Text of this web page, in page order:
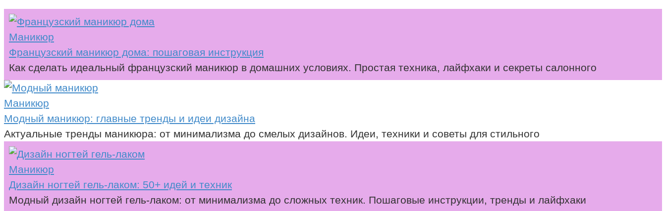
Маникюр
Французский маникюр дома: пошаговая инструкция
Как сделать идеальный французский маникюр в домашних условиях. Простая техника, лайфхаки и секреты салонного
Маникюр
Модный маникюр: главные тренды и идеи дизайна
Актуальные тренды маникюра: от минимализма до смелых дизайнов. Идеи, техники и советы для стильного
Маникюр
Дизайн ногтей гель-лаком: 50+ идей и техник
Модный дизайн ногтей гель-лаком: от минимализма до сложных техник. Пошаговые инструкции, тренды и лайфхаки